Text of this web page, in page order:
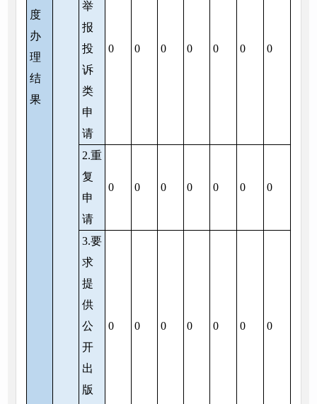
度
办
理
结
果
举
报
投
诉
类
申
请
0 0 0 0 0 0 0
2.重
复
申
请
0 0 0 0 0 0 0
3.要
求
提
供
公
开
出
版
0 0 0 0 0 0 0